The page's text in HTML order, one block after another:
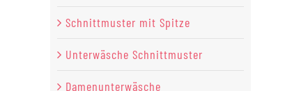
Schnittmuster mit Spitze
Unterwäsche Schnittmuster
Damenunterwäsche